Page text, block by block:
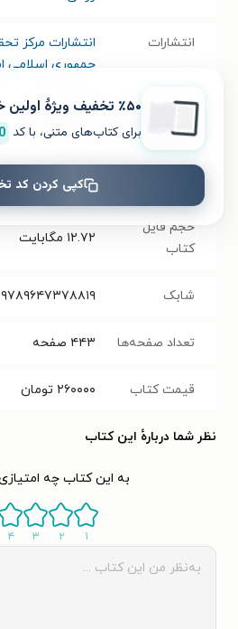
انتشارات
انتشارات مرکز
جمهوری اسلامی
سال انتشار
نسخه فیزیکی
PDF
حجم فایل
کتاب
۱۲.۷۲ مگابایت
شابک ۹۷۸۹۶۴۷۳۷۸۸۱۹
تعداد صفحه‌ها ۴۴۳ صفحه
قیمت کتاب ۲۶۰۰۰۰ تومان
نظر شما دربارهٔ این کتاب
به این کتاب چه
۱ ۲ ۳ ۴
٪۵۰ تخفیف ویژۀ اولین خرید
برای کتاب‌های متنی، با کد
کپی کردن کد